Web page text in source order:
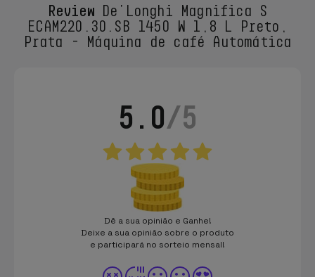
ReviewDe'Longhi Magnifica S
ECAM220.30.SB 1450 W 1,8 L Preto,
Prata - Máquina de café Automática
5.0/5
Dê a sua opinião e Ganhe!
Deixe a sua opinião sobre o produto
e participará no sorteio mensal!